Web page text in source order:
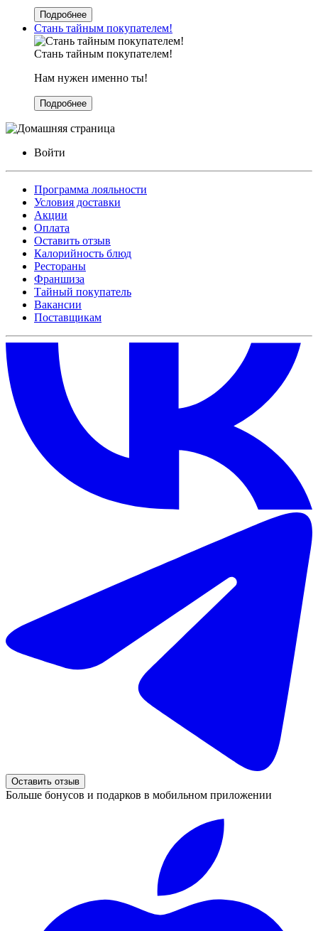
Подробнее
Стань тайным покупателем!
Стань тайным покупателем!
Нам нужен именно ты!
Подробнее
Войти
Программа лояльности
Условия доставки
Акции
Оплата
Оставить отзыв
Калорийность блюд
Рестораны
Франшиза
Тайный покупатель
Вакансии
Поставщикам
Оставить отзыв
Больше бонусов и подарков в мобильном приложении